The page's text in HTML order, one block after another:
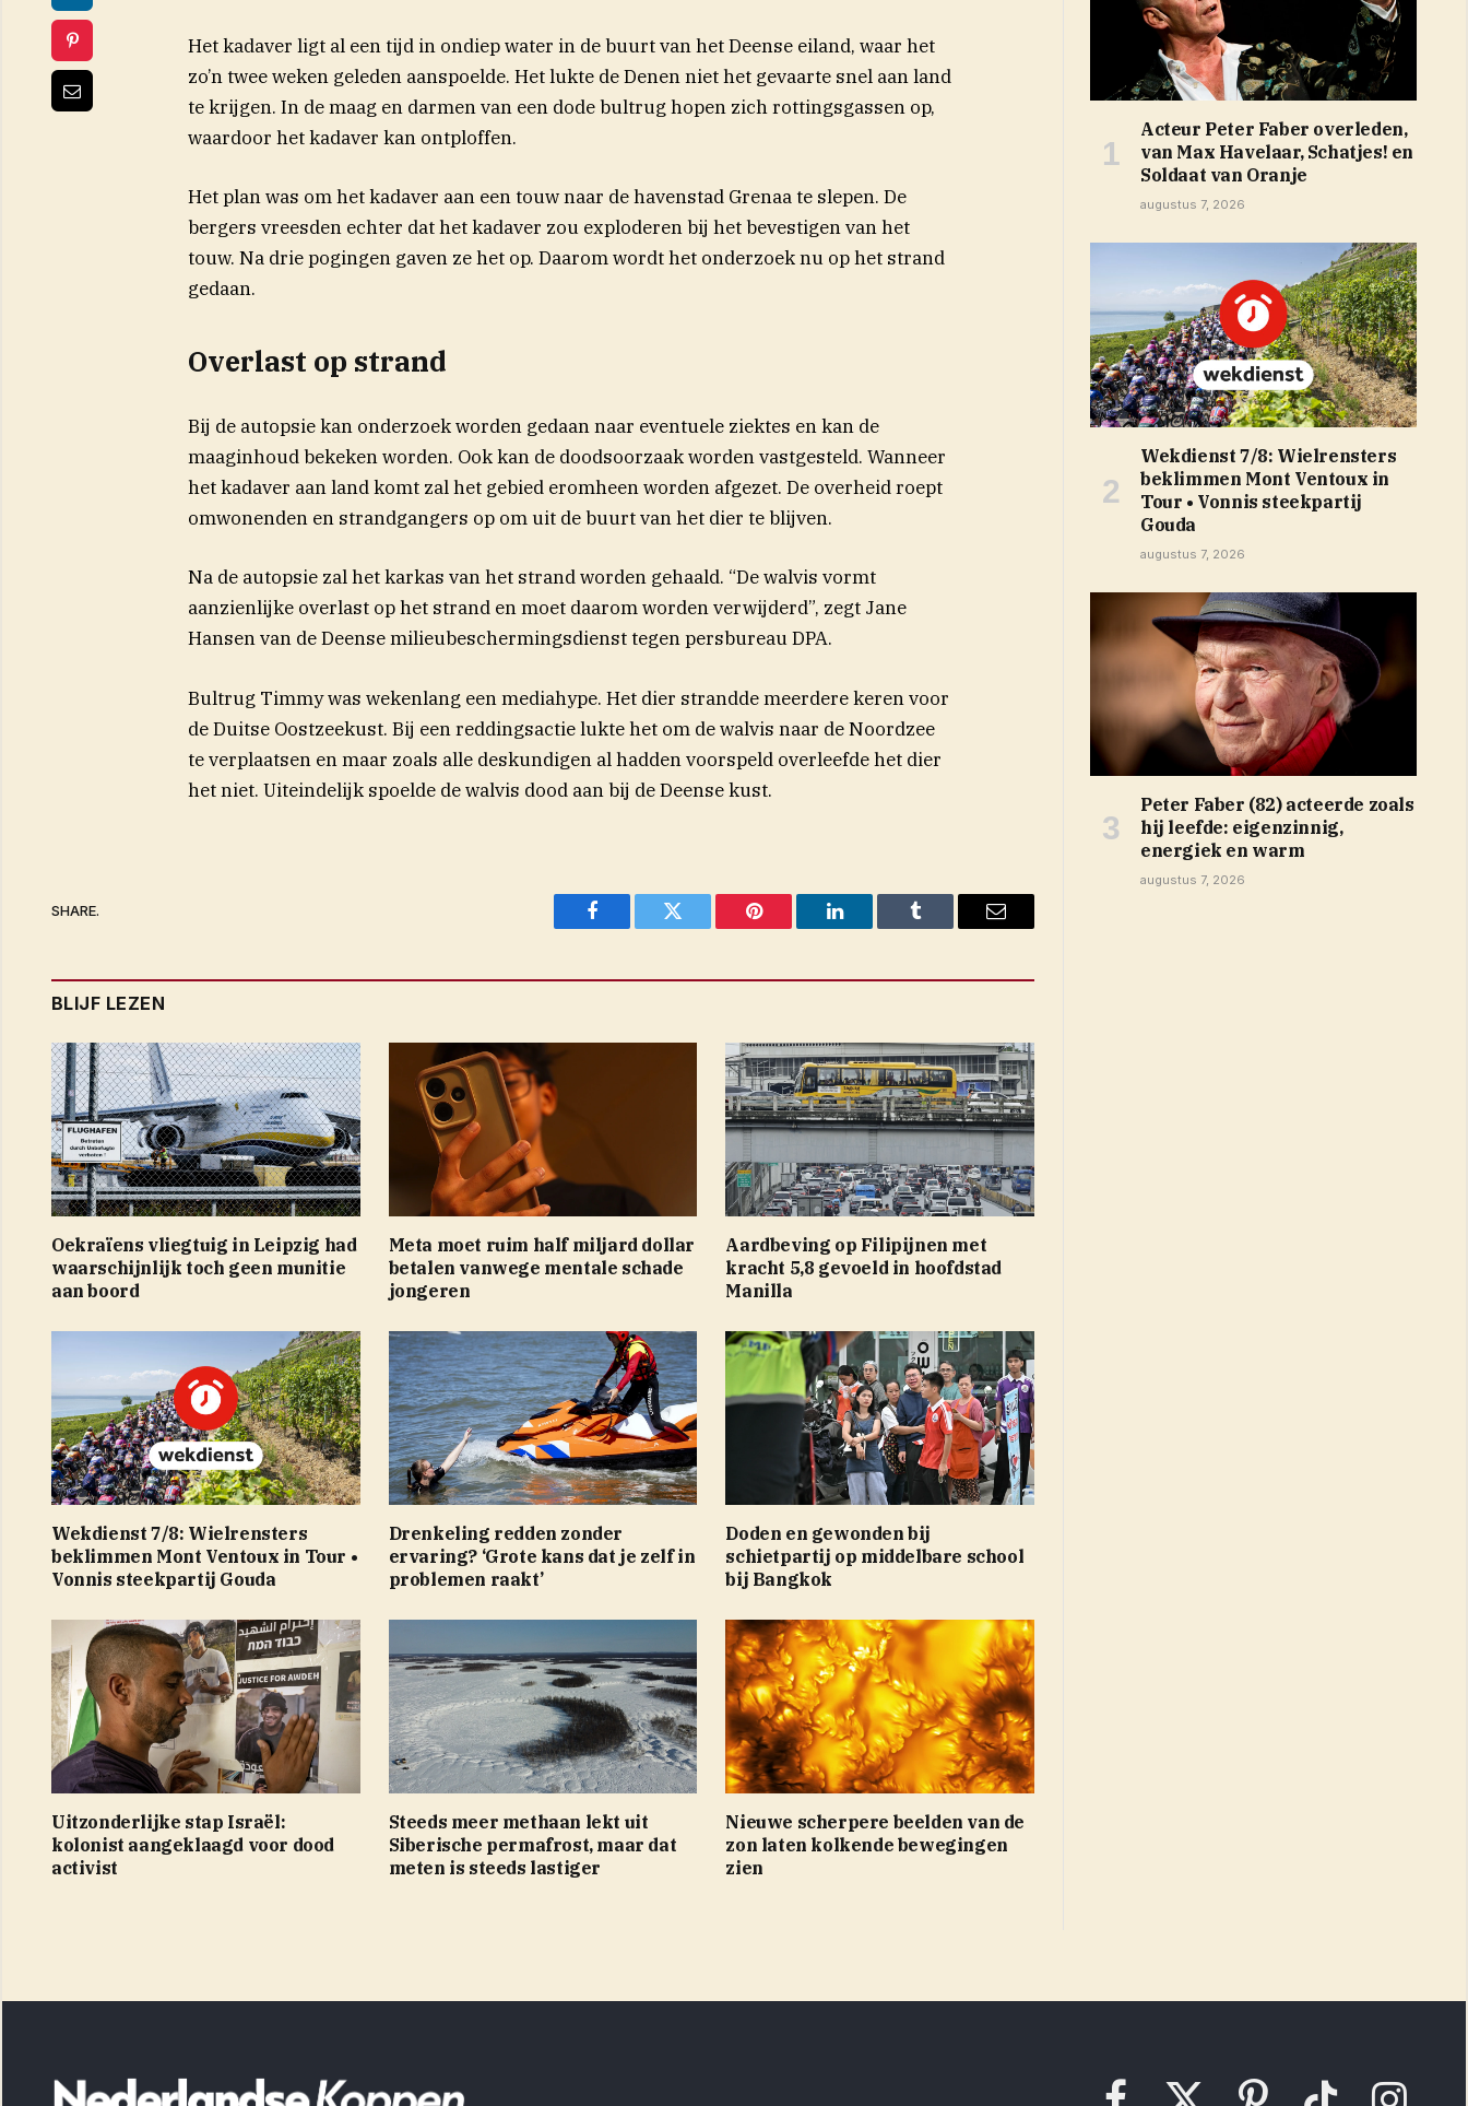
Het kadaver ligt al een tijd in ondiep water in de buurt van het Deense eiland, waar het
zo’n twee weken geleden aanspoelde. Het lukte de Denen niet het gevaarte snel aan land
te krijgen. In de maag en darmen van een dode bultrug hopen zich rottingsgassen op,
waardoor het kadaver kan ontploffen.
Het plan was om het kadaver aan een touw naar de havenstad Grenaa te slepen. De
bergers vreesden echter dat het kadaver zou exploderen bij het bevestigen van het
touw. Na drie pogingen gaven ze het op. Daarom wordt het onderzoek nu op het strand
gedaan.
Overlast op strand
Bij de autopsie kan onderzoek worden gedaan naar eventuele ziektes en kan de
maaginhoud bekeken worden. Ook kan de doodsoorzaak worden vastgesteld. Wanneer
het kadaver aan land komt zal het gebied eromheen worden afgezet. De overheid roept
omwonenden en strandgangers op om uit de buurt van het dier te blijven.
Na de autopsie zal het karkas van het strand worden gehaald. “De walvis vormt
aanzienlijke overlast op het strand en moet daarom worden verwijderd”, zegt Jane
Hansen van de Deense milieubeschermingsdienst tegen persbureau DPA.
Bultrug Timmy was wekenlang een mediahype. Het dier strandde meerdere keren voor
de Duitse Oostzeekust. Bij een reddingsactie lukte het om de walvis naar de Noordzee
te verplaatsen en maar zoals alle deskundigen al hadden voorspeld overleefde het dier
het niet. Uiteindelijk spoelde de walvis dood aan bij de Deense kust.
SHARE.
Facebook Twitter Pinterest LinkedIn Tumblr Email
BLIJF LEZEN
Oekraïens vliegtuig in Leipzig had
waarschijnlijk toch geen munitie
aan boord
Meta moet ruim half miljard dollar
betalen vanwege mentale schade
jongeren
Aardbeving op Filipijnen met
kracht 5,8 gevoeld in hoofdstad
Manilla
Wekdienst 7/8: Wielrensters
beklimmen Mont Ventoux in Tour •
Vonnis steekpartij Gouda
Drenkeling redden zonder
ervaring? ‘Grote kans dat je zelf in
problemen raakt’
Doden en gewonden bij
schietpartij op middelbare school
bij Bangkok
Uitzonderlijke stap Israël:
kolonist aangeklaagd voor dood
activist
Steeds meer methaan lekt uit
Siberische permafrost, maar dat
meten is steeds lastiger
Nieuwe scherpere beelden van de
zon laten kolkende bewegingen
zien
Acteur Peter Faber overleden,
van Max Havelaar, Schatjes! en
Soldaat van Oranje
augustus 7, 2026
Wekdienst 7/8: Wielrensters
beklimmen Mont Ventoux in
Tour • Vonnis steekpartij
Gouda
augustus 7, 2026
Peter Faber (82) acteerde zoals
hij leefde: eigenzinnig,
energiek en warm
augustus 7, 2026